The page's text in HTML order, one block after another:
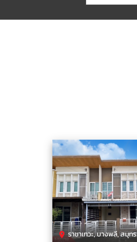
ราชาเทวะ, บางพลี, สมุทรปราการ